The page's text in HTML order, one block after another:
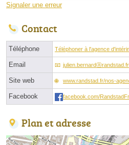
Signaler une erreur
Contact
Téléphone Téléphoner à l'agence
Email julien.bernardⓐrandstad.fr
Site web www.randstad.fr/nos-
Facebook facebook.com/
Plan et adresse